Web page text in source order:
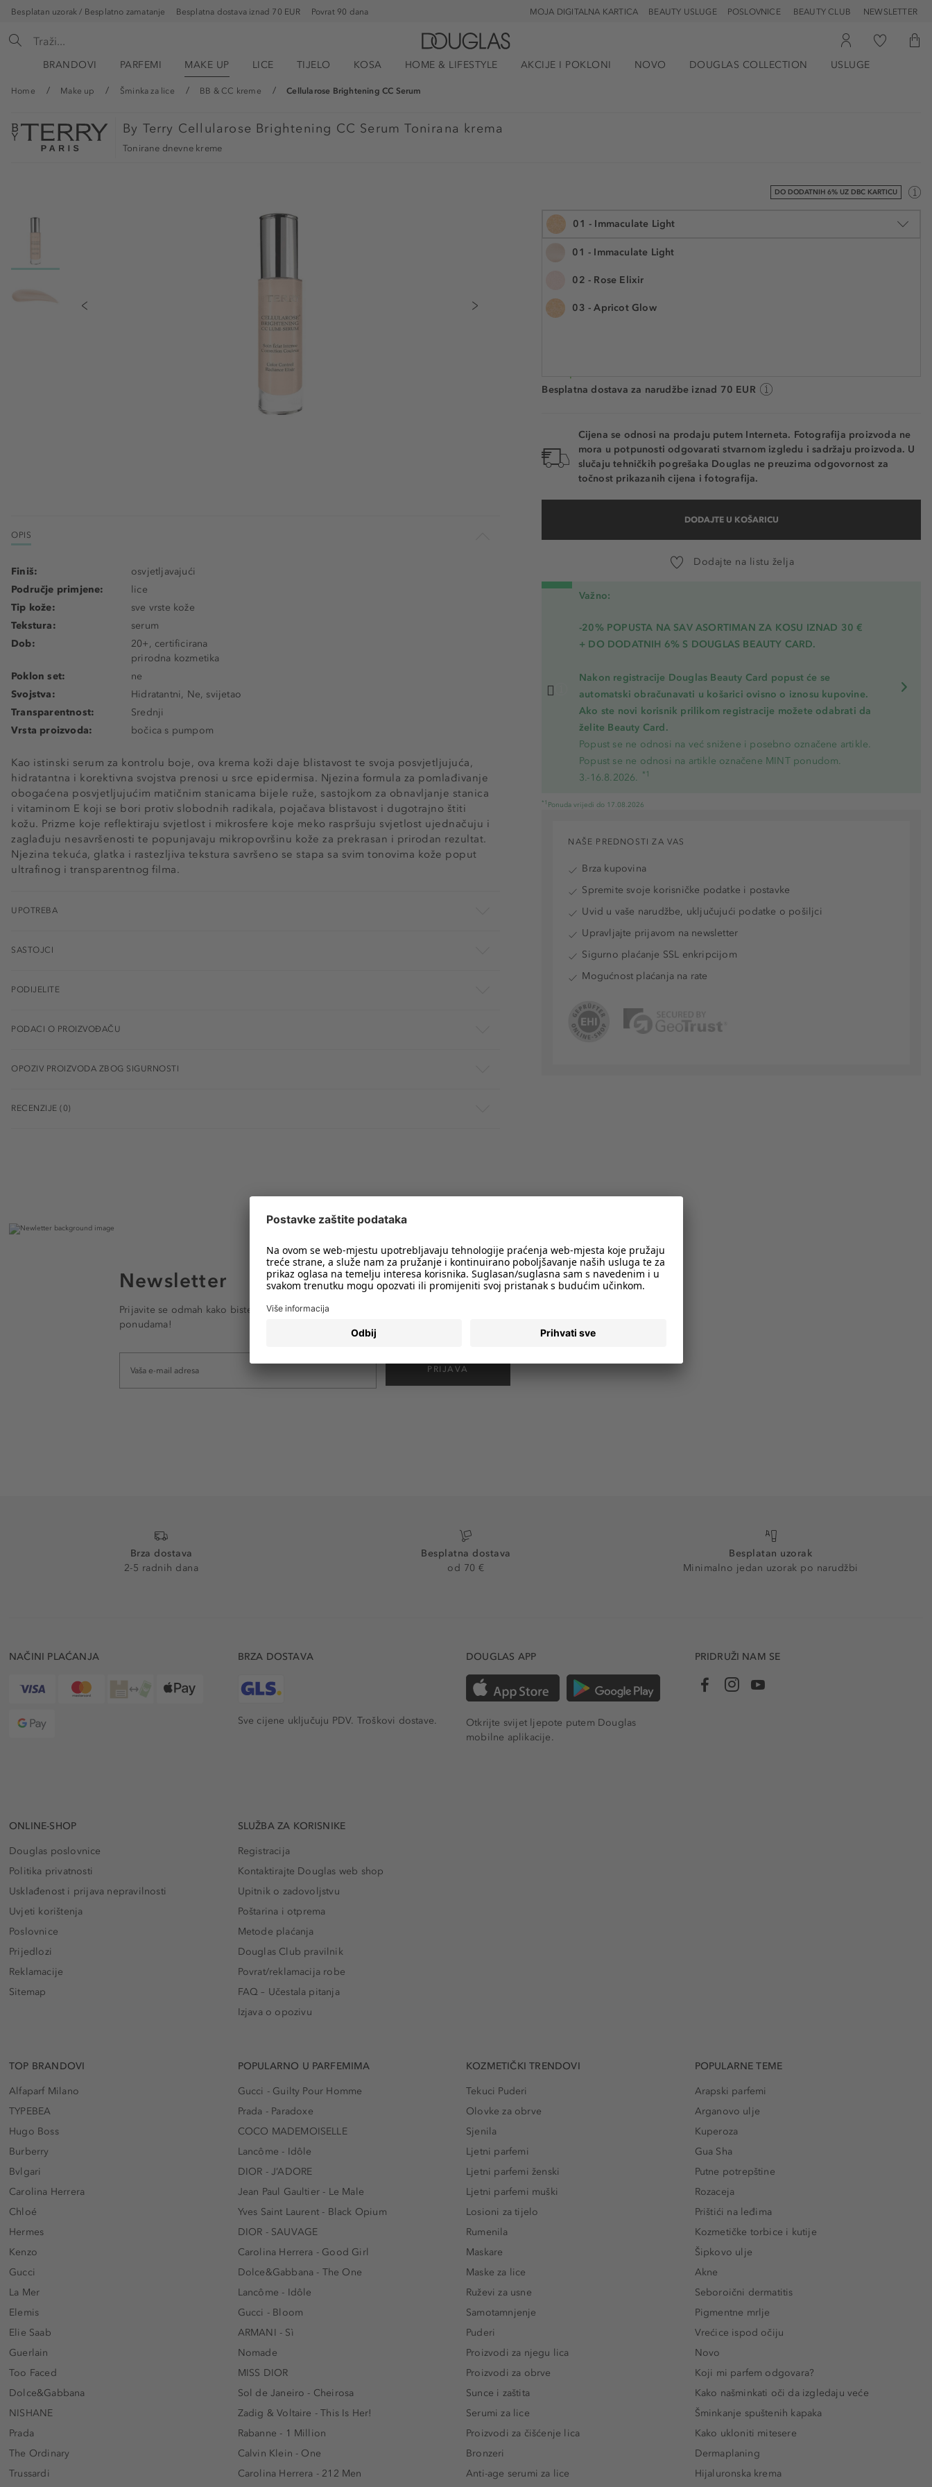
Besplatan uzorak / Besplatno zamatanje Besplatna dostava iznad 70 EUR Povrat 90 dana POSLOVNICE BEAUTY CLUB NEWSLETTER
BEAUTY USLUGE
MOJA DIGITALNA KARTICA
BRANDOVI PARFEMI MAKE UP LICE TIJELO KOSA HOME & LIFESTYLE AKCIJE I POKLONI NOVO DOUGLAS COLLECTION USLUGE
Home Make up Šminka za lice BB & CC kreme Cellularose Brightening CC Serum
By Terry Cellularose Brightening CC Serum Tonirana krema
Tonirane dnevne kreme
DO DODATNIH 6% UZ DBC KARTICU
01 - Immaculate Light
01 - Immaculate Light
02 - Rose Elixir
03 - Apricot Glow
30 ml
Šifra artikla BTR54321
Besplatna dostava za narudžbe iznad 70 EUR
Cijena se odnosi na prodaju putem Interneta. Fotografija proizvoda ne
mora u potpunosti odgovarati stvarnom izgledu i sadržaju proizvoda. U
slučaju tehničkih pogrešaka Douglas ne preuzima odgovornost za
točnost prikazanih cijena i fotografija.
DODAJTE U KOŠARICU
Dodajte na listu želja
Važno:
-20% POPUSTA NA SAV ASORTIMAN ZA KOSU IZNAD 30 €
+ DO DODATNIH 6% S DOUGLAS BEAUTY CARD.
Nakon registracije Douglas Beauty Card popust će se
automatski obračunavati u košarici ovisno o iznosu kupovine.
Ako ste novi korisnik prilikom registracije možete odabrati da
želite Beauty Card.
Popust se ne odnosi na već snižene i posebno označene artikle.
Popust se ne odnosi na artikle označene MINT ponudom.
3.-16.8.2026.
*1
*1 Ponuda vrijedi do 17.08.2026
OPIS
Kao istinski serum za kontrolu boje, ova krema koži daje blistavost te svoja posvjetljujuća,
hidratantna i korektivna svojstva prenosi u srce epidermisa. Njezina formula za pomlađivanje
obogaćena posvjetljujućim matičnim stanicama bijele ruže, sastojkom za obnavljanje stanica
i vitaminom E koji se bori protiv slobodnih radikala, pojačava blistavost i dugotrajno štiti
kožu. Prizme koje reflektiraju svjetlost i mikrosfere koje meko raspršuju svjetlost ujednačuju i
zaglađuju nesavršenosti te popunjavaju mikropovršinu kože za prekrasan i prirodan rezultat.
Njezina tekuća, glatka i rastezljiva tekstura savršeno se stapa sa svim tonovima kože poput
ultrafinog i transparentnog filma.
Finiš:
osvjetljavajući
Područje primjene:
lice
Tip kože:
sve vrste kože
Tekstura:
serum
Dob:
20+, certificirana
prirodna kozmetika
Poklon set:
ne
Svojstva:
Hidratantni, Ne, svijetao
Transparentnost:
Srednji
Vrsta proizvoda:
bočica s pumpom
UPOTREBA
SASTOJCI
PODIJELITE
PODACI O PROIZVOĐAČU
OPOZIV PROIZVODA ZBOG SIGURNOSTI
RECENZIJE (0)
NAŠE PREDNOSTI ZA VAS
Brza kupovina
Spremite svoje korisničke podatke i postavke
Uvid u vaše narudžbe, uključujući podatke o pošiljci
Upravljajte prijavom na newsletter
Sigurno plaćanje SSL enkripcijom
Mogućnost plaćanja na rate
Newsletter
Prijavite se odmah kako biste e-mailom primali obavijesti o svim trendovima i
ponudama!
PRIJAVA
Brza dostava
2-5 radnih dana
Besplatna dostava
od 70 €
Besplatan uzorak
Minimalno jedan uzorak po narudžbi
NAČINI PLAĆANJA BRZA DOSTAVA
Sve cijene uključuju PDV. Troškovi dostave.
DOUGLAS APP
Otkrijte svijet ljepote putem Douglas
mobilne aplikacije.
PRIDRUŽI NAM SE
ONLINE-SHOP
Douglas poslovnice
Politika privatnosti
Usklađenost i prijava nepravilnosti
Uvjeti korištenja
Poslovnice
Prijedlozi
Reklamacije
Sitemap
SLUŽBA ZA KORISNIKE
Registracija
Kontaktirajte Douglas web shop
Upitnik o zadovoljstvu
Poštarina i otprema
Metode plaćanja
Douglas Club pravilnik
Povrat/reklamacija robe
FAQ – Učestala pitanja
Izjava o opozivu
TOP BRANDOVI
Alfaparf Milano
TYPEBEA
Hugo Boss
Burberry
Bvlgari
Carolina Herrera
Chloé
Hermes
Kenzo
Gucci
La Mer
Elemis
Elie Saab
Guerlain
Too Faced
Dolce&Gabbana
NISHANE
Prada
The Ordinary
Trussardi
POPULARNO U PARFEMIMA
Gucci - Guilty Pour Homme
Prada - Paradoxe
COCO MADEMOISELLE
Lancôme - Idôle
DIOR - J’ADORE
Jean Paul Gaultier - Le Male
Yves Saint Laurent - Black Opium
DIOR - SAUVAGE
Carolina Herrera - Good Girl
Dolce&Gabbana - The One
Lancôme - Idôle
Gucci - Bloom
ARMANI - Sì
Nomade
MISS DIOR
Sol de Janeiro - Cheirosa
Zadig & Voltaire - This Is Her!
Rabanne - 1 Million
Calvin Klein - One
Carolina Herrera - 212 Men
KOZMETIČKI TRENDOVI
Tekuci Puderi
Olovke za obrve
Sjenila
Ljetni parfemi
Ljetni parfemi ženski
Ljetni parfemi muški
Losioni za tijelo
Rumenila
Maskare
Maske za lice
Ruževi za usne
Samotamnjenje
Puderi
Proizvodi za njegu lica
Proizvodi za obrve
Sunce i zaštita
Serumi za lice
Proizvodi za čišćenje lica
Bronzeri
Anti-age serumi za lice
POPULARNE TEME
Arapski parfemi
Arganovo ulje
Kuperoza
Gua Sha
Putne potrepštine
Rozaceja
Prištići na leđima
Kozmetičke torbice i kutije
Šipkovo ulje
Akne
Seboroični dermatitis
Pigmentne mrlje
Vrećice ispod očiju
Novo
Koji mi parfem odgovara?
Kako našminkati oči da izgledaju veće
Šminkanje spuštenih kapaka
Kako ukloniti mitesere
Dermaplaning
Hijaluronska krema